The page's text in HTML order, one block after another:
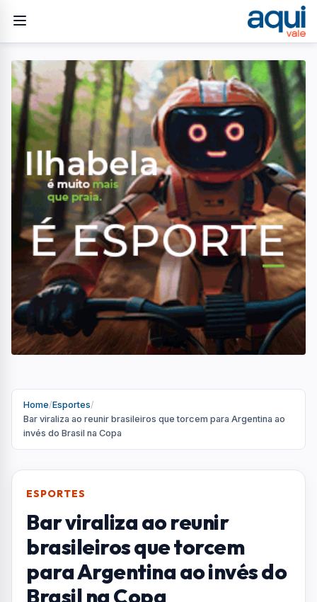
Home/Esportes/
Bar viraliza ao reunir brasileiros que torcem para Argentina ao
invés do Brasil na Copa
ESPORTES
Bar viraliza ao reunir
brasileiros que torcem
para Argentina ao invés do
Brasil na Copa